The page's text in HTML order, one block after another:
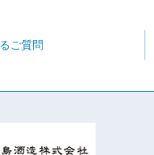
ご質問